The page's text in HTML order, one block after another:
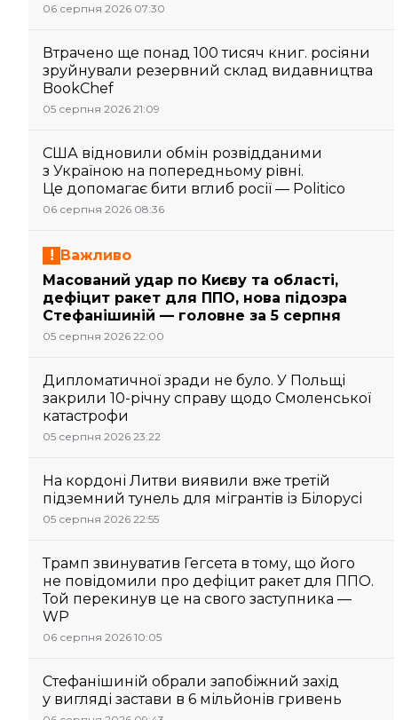
06 серпня 2026 07:30
Втрачено ще понад 100 тисяч книг. росіяни
зруйнували резервний склад видавництва
BookChef
05 серпня 2026 21:09
США відновили обмін розвідданими
з Україною на попередньому рівні.
Це допомагає бити вглиб росії — Politico
06 серпня 2026 08:36
Важливо
Масований удар по Києву та області,
дефіцит ракет для ППО, нова підозра
Стефанішиній — головне за 5 серпня
05 серпня 2026 22:00
Дипломатичної зради не було. У Польщі
закрили 10-річну справу щодо Смоленської
катастрофи
05 серпня 2026 23:22
На кордоні Литви виявили вже третій
підземний тунель для мігрантів із Білорусі
05 серпня 2026 22:55
Трамп звинуватив Гегсета в тому, що його
не повідомили про дефіцит ракет для ППО.
Той перекинув це на свого заступника —
WP
06 серпня 2026 10:05
Стефанішиній обрали запобіжний захід
у вигляді застави в 6 мільйонів гривень